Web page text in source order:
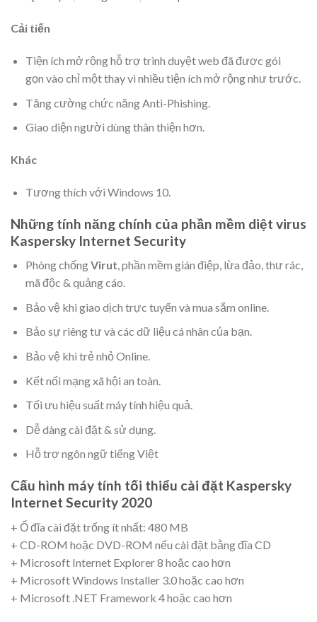
Cải tiến
Tiện ích mở rộng hỗ trợ trình duyệt web đã được gói
gọn vào chỉ một thay vì nhiều tiện ích mở rộng như trước.
Tăng cường chức năng Anti-Phishing.
Giao diện người dùng thân thiện hơn.
Khác
Tương thích với Windows 10.
Những tính năng chính của phần mềm diệt virus
Kaspersky Internet Security
Phòng chốngVirut, phần mềm gián điệp, lừa đảo, thư rác,
mã độc & quảng cáo.
Bảo vệ khi giao dịch trực tuyến và mua sắm online.
Bảo sự riêng tư và các dữ liệu cá nhân của bạn.
Bảo vệ khi trẻ nhỏ Online.
Kết nối mạng xã hội an toàn.
Tối ưu hiệu suất máy tính hiệu quả.
Dễ dàng cài đặt & sử dụng.
Hỗ trợ ngôn ngữ tiếng Việt
Cấu hình máy tính tối thiểu cài đặt Kaspersky
Internet Security 2020
+ Ổ đĩa cài đặt trống ít nhất: 480 MB
+ CD-ROM hoặc DVD-ROM nếu cài đặt bằng đĩa CD
+ Microsoft Internet Explorer 8 hoặc cao hơn
+ Microsoft Windows Installer 3.0 hoặc cao hơn
+ Microsoft .NET Framework 4 hoặc cao hơn